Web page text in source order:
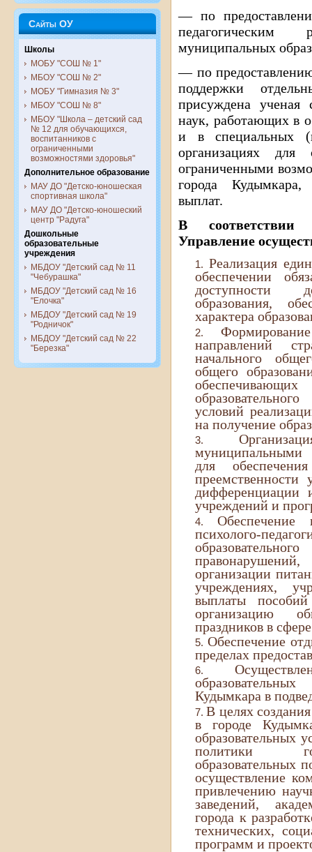
Сайты ОУ
Школы
МОБУ "СОШ № 1"
МБОУ "СОШ № 2"
МОБУ "Гимназия № 3"
МБОУ "СОШ № 8"
МБОУ "Школа – детский сад
№ 12 для обучающихся,
воспитанников с
ограниченными
возможностями здоровья"
Дополнительное образование
МАУ ДО "Детско-юношеская
спортивная школа"
МАУ ДО "Детско-юношеский
центр "Радуга"
Дошкольные
образовательные
учреждения
МБДОУ "Детский сад № 11
"Чебурашка"
МБДОУ "Детский сад № 16
"Елочка"
МБДОУ "Детский сад № 19
"Родничок"
МБДОУ "Детский сад № 22
"Березка"
— по
педагогическим
муниципальных
— по
поддержки
присуждена ученая
наук, работающих в
и в специальных
организациях для
ограниченными
города
выплат.
В
Управление
Реализация
обеспечении
доступности
образования,
характера
направлений
начального
общего
условий
на получение
муниципальными
для
преемственности
дифференциации
учреждений и
Обеспечение
психолого-
организации
учреждениях,
выплаты
организацию
праздников в
Обеспечение
пределах
Кудымкара в
В целях
в городе
образовательных
политики
образовательных
осуществление
привлечению
заведений,
города к
технических,
программ и